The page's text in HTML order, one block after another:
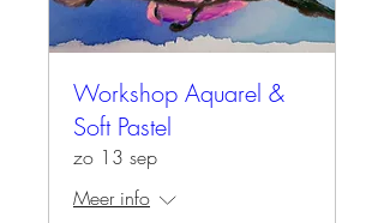
Workshop Aquarel &
Soft Pastel
zo 13 sep
Meer info